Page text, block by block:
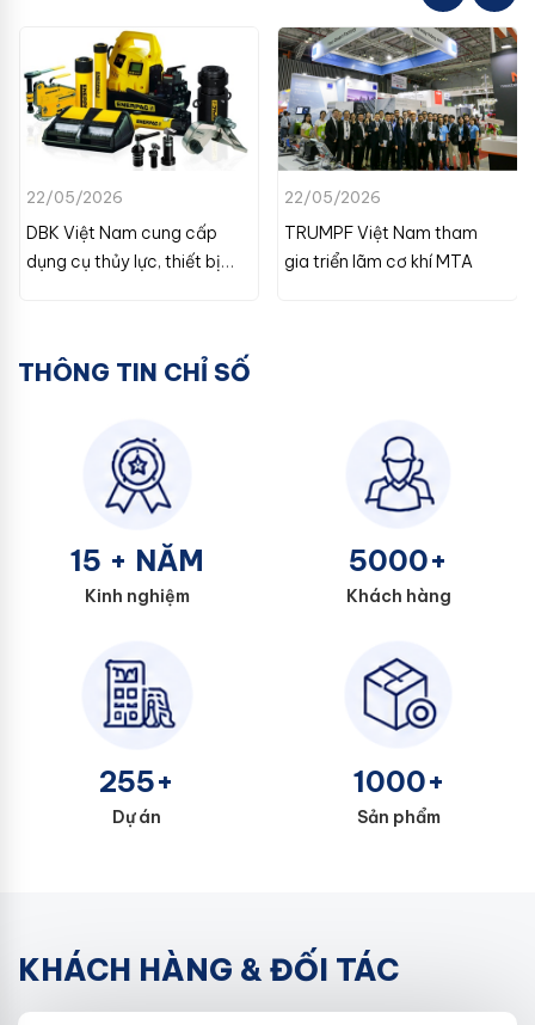
22/05/2026
DBK Việt Nam cung cấp
dụng cụ thủy lực, thiết bị
22/05/2026
TRUMPF Việt Nam tham
gia triển lãm cơ khí MTA
THÔNG TIN CHỈ SỐ
15 + NĂM
Kinh nghiệm
5000+
Khách hàng
255+
Dự án
1000+
Sản phẩm
KHÁCH HÀNG & ĐỐI TÁC